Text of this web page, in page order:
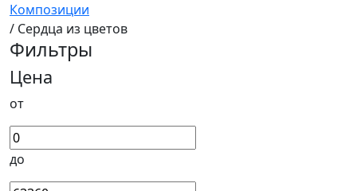
Композиции
/ Сердца из цветов
Фильтры
Цена
от
до